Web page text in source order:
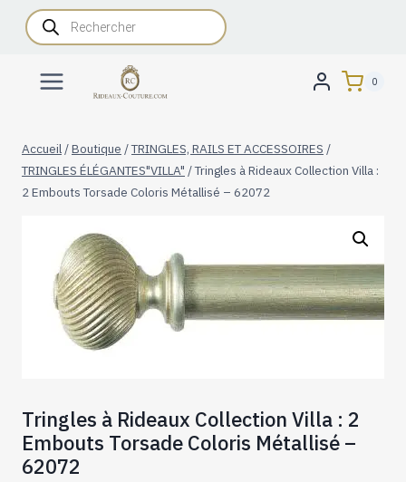
AllerRecherche
de
produits
0
Accueil /Boutique /TRINGLES, RAILS ET ACCESSOIRES /
TRINGLES ÉLÉGANTES"VILLA" /Tringles à Rideaux Collection Villa :
2 Embouts Torsade Coloris Métallisé – 62072
Tringles à Rideaux Collection Villa : 2
Embouts Torsade Coloris Métallisé –
62072